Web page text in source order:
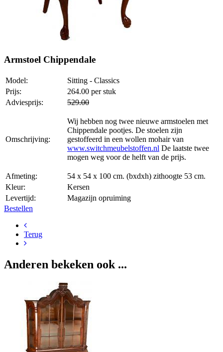
Armstoel Chippendale
Model:
Sitting - Classics
Prijs:
264.00 per stuk
Adviesprijs:
529.00
Omschrijving:
Wij hebben nog twee nieuwe armstoelen met
Chippendale pootjes. De stoelen zijn
gestoffeerd in een wollen mohair van
www.switchmeubelstoffen.nl De laatste twee
mogen weg voor de helft van de prijs.
Afmeting:
54 x 54 x 100 cm. (bxdxh) zithoogte 53 cm.
Kleur:
Kersen
Levertijd:
Magazijn opruiming
Bestellen
Terug
Anderen bekeken ook ...